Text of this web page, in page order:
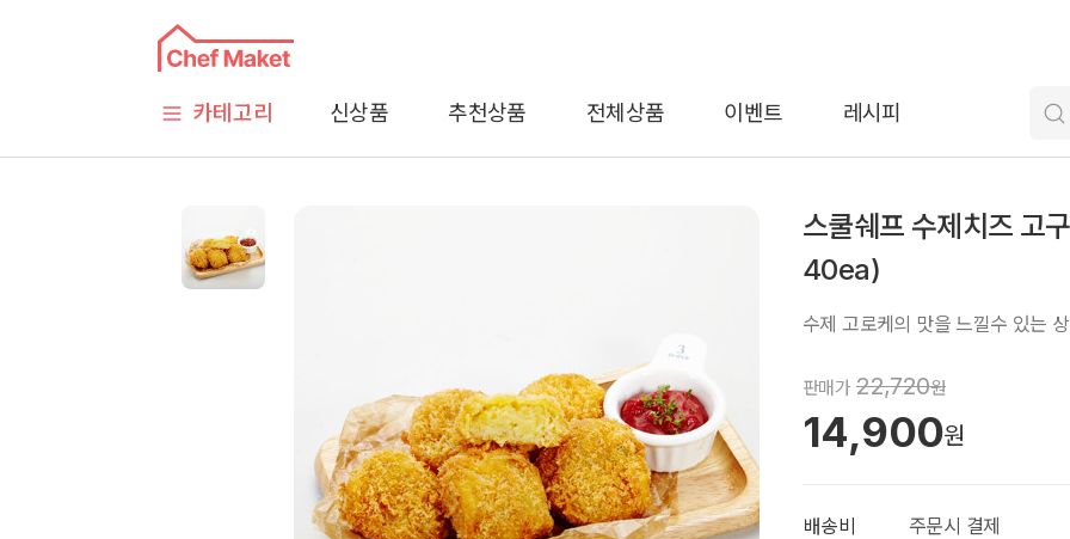
카테고리 신상품 추천상품 전체상품 이벤트 레시피
스쿨쉐프 수제치즈 고
40ea)
수제 고로케의 맛을 느낄수 있는
판매가 22,720원
14,900원
배송비 주문시 결제